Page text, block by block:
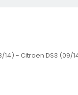
- Citroen DS3 (09/